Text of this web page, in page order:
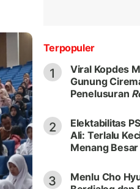
Terpopuler
1
Viral Kopdes
Gunung
Penelusuran
2
Elektabilitas
Ali: Terlalu
Menang Besar
3
Menlu Cho